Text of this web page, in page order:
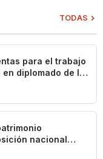
TODAS
para el trabajo
diplomado de la
nacional
títeres en